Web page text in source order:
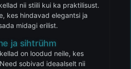
nii stiili kui ka praktilisust.
kes hindavad elegantsi ja
midagi erilist.
ja sihtrühm
on loodud neile, kes
sobivad ideaalselt nii